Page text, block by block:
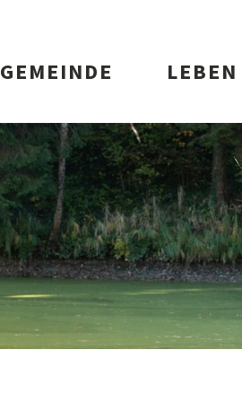
GEMEINDE LEBEN